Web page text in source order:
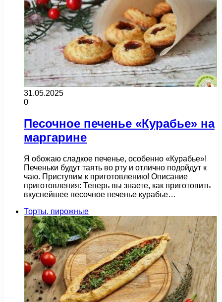
31.05.2025
0
Песочное печенье «Курабье» на
маргарине
Я обожаю сладкое печенье, особенно «Курабье»!
Печеньки будут таять во рту и отлично подойдут к
чаю. Приступим к приготовлению! Описание
приготовления: Теперь вы знаете, как приготовить
вкуснейшее песочное печенье курабье…
Торты, пирожные